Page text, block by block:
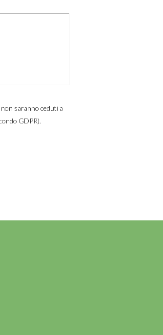
saranno ceduti a
GDPR).